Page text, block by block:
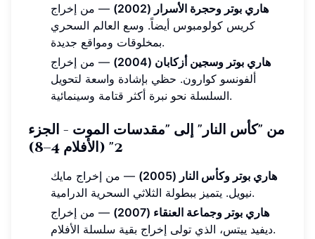
هاري بوتر وحجرة الأسرار (2002)
— من إخراج
كريس كولومبوس أيضاً. وسع العالم السحري
بمخلوقات ومواقع جديدة.
هاري بوتر وسجين أزكابان (2004)
— من إخراج
ألفونسو كوارون. حظي بإشادة واسعة لتحويل
السلسلة نحو نبرة أكثر قتامة وسينمائية.
من "كأس النار" إلى "مقدسات الموت - الجزء
2" (الأفلام 4–8)
هاري بوتر وكأس النار (2005)
— من إخراج مايك
نيويل. يتميز ببطولة الثلاثي السحرية الدرامية.
هاري بوتر وجماعة العنقاء (2007)
— من إخراج
ديفيد ييتس، الذي تولى إخراج بقية سلسلة الأفلام.